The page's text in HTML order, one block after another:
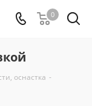
0
оснастка -